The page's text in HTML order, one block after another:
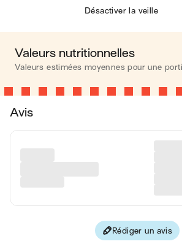
Désactiver la veille
Valeurs nutritionnelles
Valeurs estimées moyennes pour une
Calories
Les valeurs sont basées sur une
Avis
Rédiger un avis